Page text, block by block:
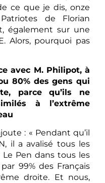
ce que je dis, onze
de Florian
également sur une
Alors, pourquoi pas
avec M. Philipot, à
80% des gens qui
parce qu’ils ne
à l’extrême
: « Pendant qu’il
il a avalisé tous les
Pen dans tous les
99% des Français
droite. Et nous,